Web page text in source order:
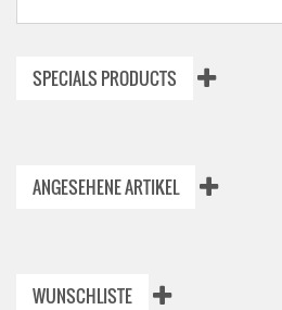
SPECIALS PRODUCTS
ANGESEHENE ARTIKEL
WUNSCHLISTE